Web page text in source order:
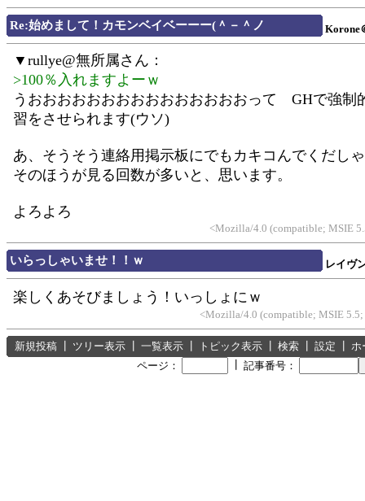
Re:始めまして！カモンベイベーーー(＾－＾ノ Korone
▼rullye@無所属さん：
>100％入れますよーｗ
うおおおおおおおおおおおおおおおって GHで強制
習をさせられます(ウソ)
あ、そうそう連絡用掲示板にでもカキコんでくだし
そのほうが見る回数が多いと、思います。
よろよろ
<Mozilla/4.0 (compatible; MSIE
いらっしゃいませ！！ｗ レイヴ
楽しくあそびましょう！いっしょにｗ
<Mozilla/4.0 (compatible; MSIE
新規投稿 ツリー表示 一覧表示 トピック表示 検索 設定
ホ
ページ：
記事番号：